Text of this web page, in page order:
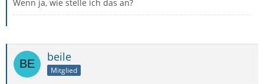
Wenn ja, wie stelle ich das an?
beile
Mitglied